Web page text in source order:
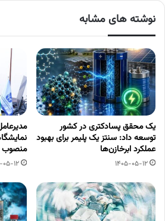
نوشته های مشابه
یک محقق پسادکتری در کشور
توسعه داد: سنتز یک پلیمر برای بهبود
عملکرد ابرخازن‌ها
1405-05-12
05-12